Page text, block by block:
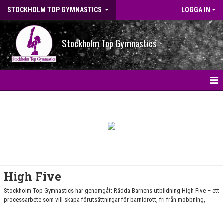
STOCKHOLM TOP GYMNASTICS LOGGA IN
Stockholm Top Gymnastics
VÄRDEGRUND
High Five
Stockholm Top Gymnastics har genomgått Rädda Barnens utbildning High Five – ett
processarbete som vill skapa förutsättningar för barnidrott, fri från mobbning,